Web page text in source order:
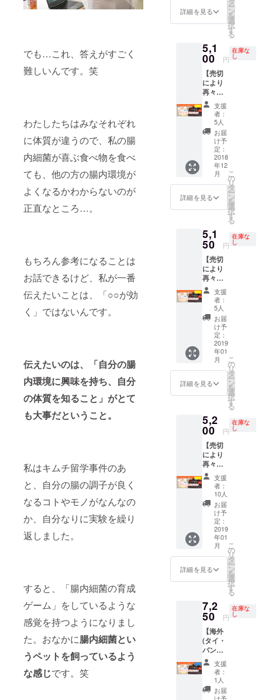
でも…これ、答えがすごく
難しいんです。笑
わたしたちはみなそれぞれ
に体質が違うので、私の腸
内細菌が喜ぶ食べ物を食べ
ても、他の方の腸内環境が
よくなるかわからないのが
正直なところ…。
もちろん参考になることは
お話できるけど、私が一番
伝えたいことは、「○○が効
く」ではないんです。
伝えたいのは、「自分の腸
内環境に興味を持ち、自分
の体質を知ること」がとて
も大事だということ。
私はキムチ留学事件のあ
と、自分の腸の調子が良く
なるコトやモノがなんなの
か、自分なりに実験を繰り
返しました。
すると、「腸内細菌の育成
ゲーム」をしているような
感覚を持つようになりまし
た。おなかに腸内細菌とい
うペットを飼っているよう
な感じです。笑
ていた
だく形
とな
購入者
様以外
はご覧
いただ
くこと
はでき
ませ
ん。
は、御
社で100
いしま
す。現
状ちら
しがな
く、ち
らし作
成から
ご依頼
いただ
ける場
合は、
別途リ
ターン
を作成
します
メッ
セージ
相談く
ださ
い。 ※
本プロ
ジェク
トのリ
ターン
の送付
時にち
らしの
ご送付
が間に
合わな
い場合
は、本
プロ
ジェク
ト以外
の腸活
販売時
や長谷
川ろみ
主催イ
ベント
等でち
らしを
配布さ
せてい
ただき
ます。
者様以
とはで
きませ
ん。
※CAMP
FIREの
システ
ム上同
じ金額
で申請
出来な
いの
で、増
額分の
金額は
応援の
ちとし
て頂戴
きま
す。ご
理解頂
きます
ようよ
ろしく
お願い
いたし
ます。
けしま
※画像は
サンプ
す。 ※
発送は
日本国
内の
み。海
外への
ご送付
をご希
望の方
は別途
ご相談
くださ
い。 ※
動画は
YouTub
eの限定
URLを
お伝え
させて
いただ
く形と
なり、
ご購入
者様以
外はご
覧いた
だくこ
とはで
きませ
ん。
「腸内
革命」
と本プ
ロジェ
クト
オー
ナーが
書いた
『「発
酵菌」
早わか
りマ
ニュア
ル』に
サイン
を添え
た特別
版を完
成次第
す！
（送料
※画像は
サンプ
ルで
す。 ※
発送は
日本国
内の
み。海
外への
ご送付
をご希
望の方
は別途
ご相談
YouTub
eの限定
公開の
URLを
お伝え
させて
いただ
く形と
なり、
ご購入
者様以
外はご
覧いた
だくこ
とはで
ん。
※CAMP
ム上同
じ金額
で申請
出来な
いの
で、増
額分の
金額は
応援の
お気持
詳細を見る ー
ン
を
選
択
す
る
5,1
00 円
在庫な
し
【売切
により
再々入
荷！た
のしく
お勉強
パッ
ク】 限
定解説
動画付
きで、
腸活
ゲーム
「腸内
革命」
と本プ
ロジェ
クト
オー
ナーが
書いた
『「発
酵菌」
早わか
りマ
ニュア
ル』に
サイン
を添え
た特別
版を完
成次第
す！
（送料
※画像は
サンプ
ルで
す。 ※
発送は
日本国
内の
み。海
外への
ご送付
をご希
望の方
は別途
ご相談
YouTub
eの限定
公開の
URLを
お伝え
させて
いただ
く形と
なり、
ご購入
支援
者：
5人
お届
け予
定：
2018
年12
月
詳細を見る
こ
の
リ
タ
ー
ン
を
選
択
す
る
5,1
50 円
在庫な
し
【売切
により
再々々
入荷！
たのし
くお勉
強パッ
ク】 限
定解説
動画付
きで、
腸活
ゲーム
「腸内
革命」
と本プ
ロジェ
クト
オー
ナーが
書いた
『「発
酵菌」
早わか
りマ
ニュア
ル』に
サイン
を添え
た特別
版を完
成次第
す！
（送料
※画像は
サンプ
ルで
す。 ※
発送は
日本国
内の
支援
者：
5人
お届
け予
定：
2019
年01
月
詳細を見る
こ
の
リ
タ
ー
ン
を
選
択
す
る
5,2
00 円
在庫な
し
【売切
により
再々々
々入
荷！た
のしく
お勉強
パッ
ク】 限
定解説
動画付
きで、
腸活
ゲーム
「腸内
印刷版
と本プ
ロジェ
クト
オー
ナーが
書いた
『「発
酵菌」
早わか
支援
者：
10人
お届
け予
定：
2019
年01
月
詳細を見る
こ
の
リ
タ
ー
ン
を
選
択
す
る
7,2
50 円
在庫な
し
【海外
(タイ・
バンコ
ク)送付
版：売
切によ
り
再々々
支援
者：
1人
お届